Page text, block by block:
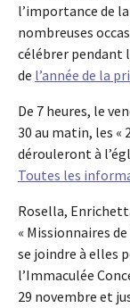
l’importance de
nombreuses
célébrer pendant
de l’année de la
De 7 heures, le
30 au matin, les «
dérouleront à
Toutes les
Rosella,
« Missionnaires
se joindre à elles
l’Immaculée
29 novembre et